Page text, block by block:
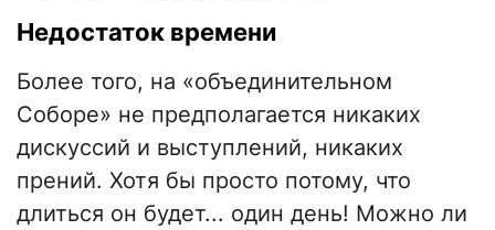
Недостаток времени
Более того, на «объединительном
Соборе» не предполагается никаких
дискуссий и выступлений, никаких
прений. Хотя бы просто потому, что
длиться он будет... один день! Можно ли